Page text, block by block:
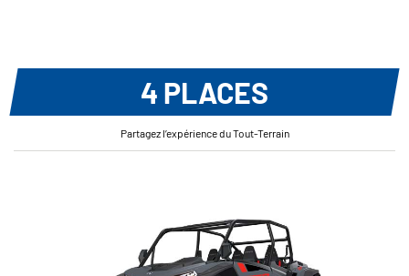
4 PLACES
Partagez l’expérience du Tout-Terrain